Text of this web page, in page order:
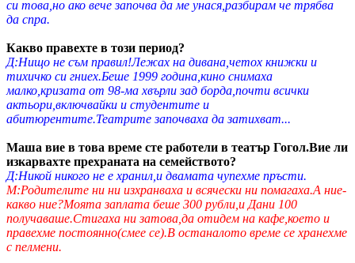
си това,но ако вече започва да ме унася,разбирам че трябва
да спра.
Какво правехте в този период?
Д:Нищо не съм правил!Лежах на дивана,четох книжки и
тихичко си гниех.Беше 1999 година,кино снимаха
малко,кризата от 98-ма хвърли зад борда,почти всички
актьори,включвайки и студентите и
абитюрентите.Театрите започваха да затихват...
Маша вие в това време сте работели в театър Гогол.Вие ли
изкарвахте прехраната на семейството?
Д:Никой никого не е хранил,и двамата чупехме пръсти.
М:Родителите ни ни изхранваха и всячески ни помагаха.А ние-
какво ние?Моята заплата беше 300 рубли,и Дани 100
получаваше.Стигаха ни затова,да отидем на кафе,което и
правехме постоянно(смее се).В останалото време се хранехме
с пелмени.